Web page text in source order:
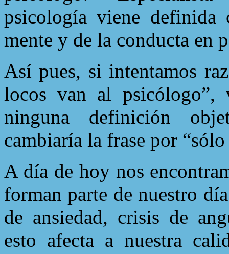
psicología viene
mente y de la conducta en
Así pues, si intentamos
locos van al psicólogo”,
ninguna definición
cambiaría la frase por
A día de hoy nos
forman parte de nuestro
de ansiedad, crisis de
esto afecta a nuestra